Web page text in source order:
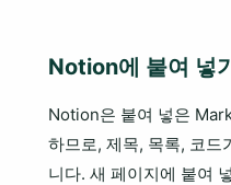
Notion에 붙여 넣
Notion은 붙여 넣은
하므로, 제목, 목록, 코드
니다. 새 페이지에 붙여